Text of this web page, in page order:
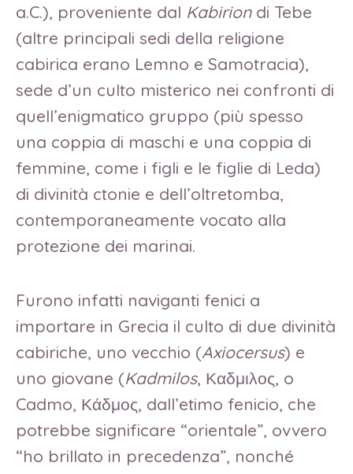
a.C.), proveniente dal Kabiriondi Tebe
(altre principali sedi della religione
cabirica erano Lemno e Samotracia),
sede d’un culto misterico nei confronti di
quell’enigmatico gruppo (più spesso
una coppia di maschi e una coppia di
femmine, come i figli e le figlie di Leda)
di divinità ctonie e dell’oltretomba,
contemporaneamente vocato alla
protezione dei marinai.
Furono infatti naviganti fenici a
importare in Grecia il culto di due divinità
cabiriche, uno vecchio (Axiocersus) e
uno giovane (Kadmilos, Καδμιλος, o
Cadmo, Κάδμος, dall’etimo fenicio, che
potrebbe significare “orientale”, ovvero
“ho brillato in precedenza”, nonché